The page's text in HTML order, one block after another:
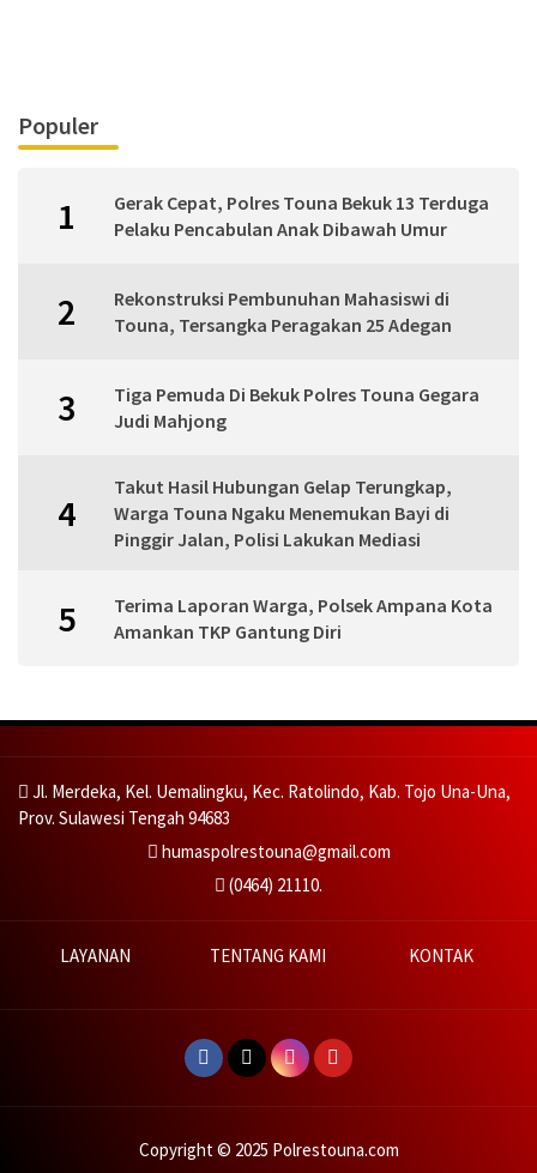
Populer
1
Gerak Cepat, Polres Touna Bekuk 13 Terduga
Pelaku Pencabulan Anak Dibawah Umur
2
Rekonstruksi Pembunuhan Mahasiswi di
Touna, Tersangka Peragakan 25 Adegan
3
Tiga Pemuda Di Bekuk Polres Touna Gegara
Judi Mahjong
4
Takut Hasil Hubungan Gelap Terungkap,
Warga Touna Ngaku Menemukan Bayi di
Pinggir Jalan, Polisi Lakukan Mediasi
5
Terima Laporan Warga, Polsek Ampana Kota
Amankan TKP Gantung Diri
Jl. Merdeka, Kel. Uemalingku, Kec. Ratolindo, Kab. Tojo Una-Una,
Prov. Sulawesi Tengah 94683
humaspolrestouna@gmail.com
(0464) 21110.
LAYANAN TENTANG KAMI KONTAK
Copyright © 2025 Polrestouna.com